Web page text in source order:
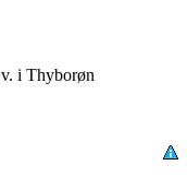
i Thyborøn